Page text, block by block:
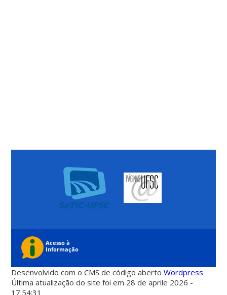
Desenvolvido com o CMS de código abertoWordpress
Última atualização do site foi em 28 de aprile 2026 -
17:54:31